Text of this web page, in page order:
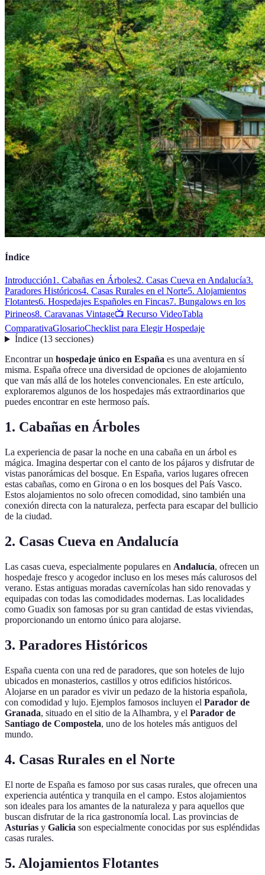
Índice
Introducción1. Cabañas en Árboles2. Casas Cueva en Andalucía3.
Paradores Históricos4. Casas Rurales en el Norte5. Alojamientos
Flotantes6. Hospedajes Españoles en Fincas7. Bungalows en los
Pirineos8. Caravanas Vintage📺 Recurso VideoTabla
ComparativaGlosarioChecklist para Elegir Hospedaje
Índice(13 secciones)
Encontrar un hospedaje único en España es una aventura en sí
misma. España ofrece una diversidad de opciones de alojamiento
que van más allá de los hoteles convencionales. En este artículo,
exploraremos algunos de los hospedajes más extraordinarios que
puedes encontrar en este hermoso país.
1. Cabañas en Árboles
La experiencia de pasar la noche en una cabaña en un árbol es
mágica. Imagina despertar con el canto de los pájaros y disfrutar de
vistas panorámicas del bosque. En España, varios lugares ofrecen
estas cabañas, como en Girona o en los bosques del País Vasco.
Estos alojamientos no solo ofrecen comodidad, sino también una
conexión directa con la naturaleza, perfecta para escapar del bullicio
de la ciudad.
2. Casas Cueva en Andalucía
Las casas cueva, especialmente populares en Andalucía, ofrecen un
hospedaje fresco y acogedor incluso en los meses más calurosos del
verano. Estas antiguas moradas cavernícolas han sido renovadas y
equipadas con todas las comodidades modernas. Las localidades
como Guadix son famosas por su gran cantidad de estas viviendas,
proporcionando un entorno único para alojarse.
3. Paradores Históricos
España cuenta con una red de paradores, que son hoteles de lujo
ubicados en monasterios, castillos y otros edificios históricos.
Alojarse en un parador es vivir un pedazo de la historia española,
con comodidad y lujo. Ejemplos famosos incluyen el Parador de
Granada, situado en el sitio de la Alhambra, y el Parador de
Santiago de Compostela, uno de los hoteles más antiguos del
mundo.
4. Casas Rurales en el Norte
El norte de España es famoso por sus casas rurales, que ofrecen una
experiencia auténtica y tranquila en el campo. Estos alojamientos
son ideales para los amantes de la naturaleza y para aquellos que
buscan disfrutar de la rica gastronomía local. Las provincias de
Asturias y Galicia son especialmente conocidas por sus espléndidas
casas rurales.
5. Alojamientos Flotantes